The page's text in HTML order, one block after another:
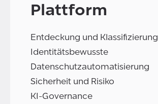
Plattform
Entdeckung und Klassifizierung
Identitätsbewusste
Datenschutzautomatisierung
Sicherheit und Risiko
KI-Governance